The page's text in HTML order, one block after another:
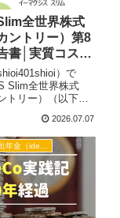
全世界株式
ントリー）第8
書│実質コスト
総経費率
題ない内容です
）で
Slim全世界株式
トリー）（以下、
されています。月
のウォッチからベ
の乖離も少なく安
で不安要素...
2026.07.07